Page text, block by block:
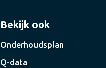
Bekijk ook
Onderhoudsplan
Q-data